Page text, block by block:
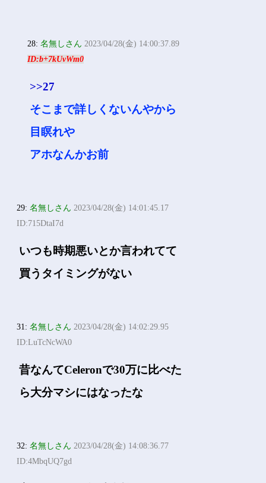
28:名無しさん 2023/04/28(金) 14:00:37.89
ID:b+7kUvWm0
>>27
そこまで詳しくないんやから
目瞑れや
アホなんかお前
29:名無しさん 2023/04/28(金) 14:01:45.17
ID:715DtaI7d
いつも時期悪いとか言われてて
買うタイミングがない
31:名無しさん 2023/04/28(金) 14:02:29.95
ID:LuTcNcWA0
昔なんてCeleronで30万に比べた
ら大分マシにはなったな
32:名無しさん 2023/04/28(金) 14:08:36.77
ID:4MbqUQ7gd